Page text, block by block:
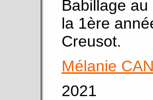
Babillage au
la 1ère
Creusot.
Mélanie
2021